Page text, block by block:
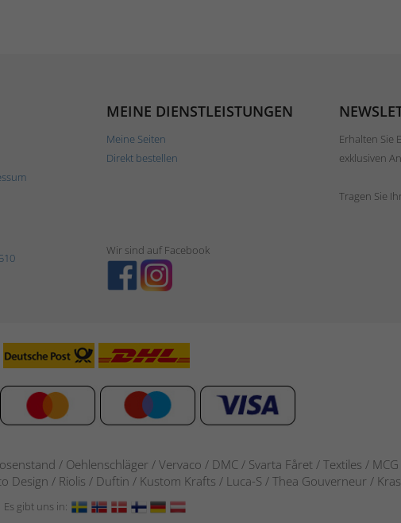
MEINE DIENSTLEISTUNGEN
Meine Seiten
Direkt bestellen
Erhalten Sie
exklusiven
Tragen Sie
Wir sind auf Facebook
/ Oehlenschläger / Vervaco / DMC / Svarta Fåret / Textiles /
Design / Riolis / Duftin / Kustom Krafts / Luca-S / Thea Gouverneur /
Es gibt uns in: